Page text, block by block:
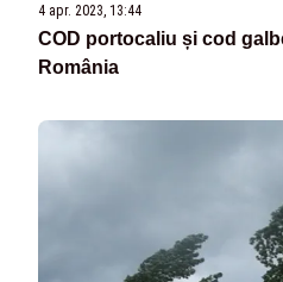
4 apr. 2023, 13:44
COD portocaliu și cod
România